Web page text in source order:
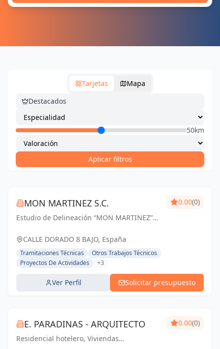
Tarjetas
Mapa
Destacados
50km
Aplicar filtros
MON MARTINEZ S.C.
Estudio de Delineación “MON MARTINEZ”
de 25 años de experiencia. Entendemos
nuestro trabajo, como parte importante de
un trabajo...
0.00(0)
CALLE DORADO 8 BAJO, España
Tramitaciones Técnicas
Otros Trabajos Técnicos
Proyectos De Actividades
+3
Ver Perfil Solicitar presupuesto
E. PARADINAS - ARQUITECTO
Residencial hotelero, Viviendas
0.00(0)